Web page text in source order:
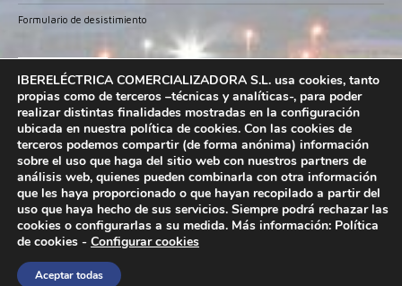
Formulario de desistimiento
beneficiario del Fondo Europeo de Desarrollo
Regional cuyo objetivo es promover el desarrollo
tecnológico, la innovación y una investigación de
calidad; garantizar un mejor uso de las tecnologías
de la información y conseguir un tejido empresarial más competitivo y
gracias al que ha conseguido la Implantación de un CRM y dinamizar en
redes sociales. Esta acción ha tenido lugar durante el ejercicio 2019.
Para ello ha contado con el apoyo del Programa Ticcámaras 2019 de la
Cámara de Comercio Industria, Servicios y Navegación de Sevilla. Una
© Copyright 2019 Ibereléctrica - Todos los derechos
IBERELÉCTRICA COMERCIALIZADORA S.L. usa cookies, tanto
propias como de terceros –técnicas y analíticas-, para poder
realizar distintas finalidades mostradas en la configuración
ubicada en nuestra política de cookies. Con las cookies de
terceros podemos compartir (de forma anónima) información
sobre el uso que haga del sitio web con nuestros partners de
análisis web, quienes pueden combinarla con otra información
que les haya proporcionado o que hayan recopilado a partir del
uso que haya hecho de sus servicios. Siempre podrá rechazar las
cookies o configurarlas a su medida. Más información: Política
de cookies - Configurar cookies
Aceptar todas